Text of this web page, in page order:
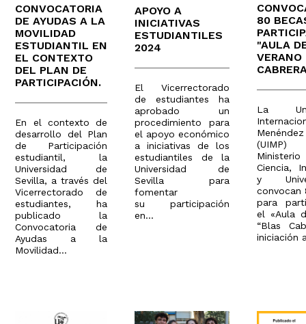
CONVOCATORIA
DE AYUDAS A LA
MOVILIDAD
ESTUDIANTIL EN
EL CONTEXTO
DEL PLAN DE
PARTICIPACIÓN.
En el contexto de
desarrollo del Plan
de Participación
estudiantil, la
Universidad de
Sevilla, a través del
Vicerrectorado de
estudiantes, ha
publicado la
Convocatoria de
Ayudas a la
Movilidad...
APOYO A
INICIATIVAS
ESTUDIANTILES
2024
El Vicerrectorado
de estudiantes ha
aprobado un
procedimiento para
el apoyo económico
a iniciativas de los
estudiantiles de la
Universidad de
Sevilla para
fomentar
su participación
en...
80
"AULA
La
Ciencia,
y
convocan
para
el «Aula
“Blas
iniciación